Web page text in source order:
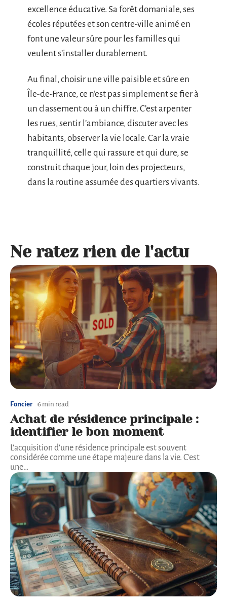
excellence éducative. Sa forêt domaniale, ses
écoles réputées et son centre-ville animé en
font une valeur sûre pour les familles qui
veulent s’installer durablement.
Au final, choisir une ville paisible et sûre en
Île-de-France, ce n’est pas simplement se fier à
un classement ou à un chiffre. C’est arpenter
les rues, sentir l’ambiance, discuter avec les
habitants, observer la vie locale. Car la vraie
tranquillité, celle qui rassure et qui dure, se
construit chaque jour, loin des projecteurs,
dans la routine assumée des quartiers vivants.
Ne ratez rien de l'actu
Foncier 6 min read
Achat de résidence principale :
identifier le bon moment
L'acquisition d'une résidence principale est souvent
considérée comme une étape majeure dans la vie. C'est
une…